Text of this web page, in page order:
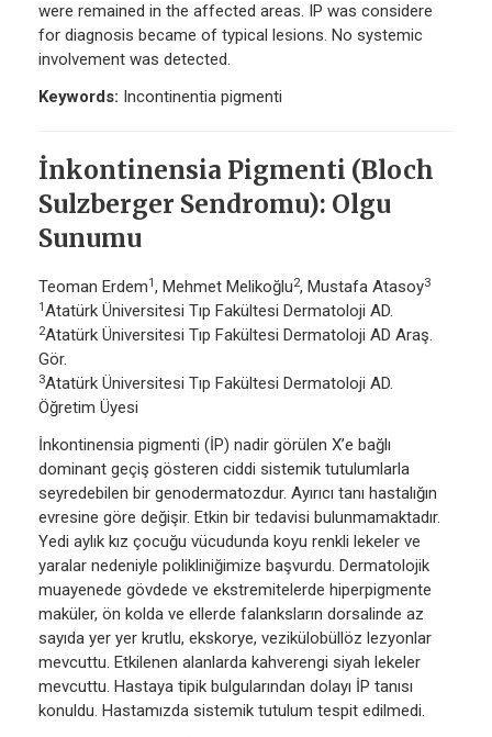
were remained in the affected areas. IP was considere
for diagnosis became of typical lesions. No systemic
involvement was detected.
Keywords: Incontinentia pigmenti
İnkontinensia Pigmenti (Bloch
Sulzberger Sendromu): Olgu
Sunumu
Teoman Erdem1, Mehmet Melikoğlu2, Mustafa Atasoy3
1Atatürk Üniversitesi Tıp Fakültesi Dermatoloji AD.
2Atatürk Üniversitesi Tıp Fakültesi Dermatoloji AD Araş.
Gör.
3Atatürk Üniversitesi Tıp Fakültesi Dermatoloji AD.
Öğretim Üyesi
İnkontinensia pigmenti (İP) nadir görülen X’e bağlı
dominant geçiş gösteren ciddi sistemik tutulumlarla
seyredebilen bir genodermatozdur. Ayırıcı tanı hastalığın
evresine göre değişir. Etkin bir tedavisi bulunmamaktadır.
Yedi aylık kız çocuğu vücudunda koyu renkli lekeler ve
yaralar nedeniyle polikliniğimize başvurdu. Dermatolojik
muayenede gövdede ve ekstremitelerde hiperpigmente
maküler, ön kolda ve ellerde falanksların dorsalinde az
sayıda yer yer krutlu, ekskorye, vezikülobüllöz lezyonlar
mevcuttu. Etkilenen alanlarda kahverengi siyah lekeler
mevcuttu. Hastaya tipik bulgularından dolayı İP tanısı
konuldu. Hastamızda sistemik tutulum tespit edilmedi.